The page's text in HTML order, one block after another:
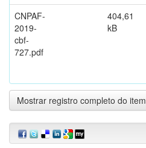
CNPAF-
2019-
cbf-
727.pdf
404,61
kB
Mostrar registro completo do item